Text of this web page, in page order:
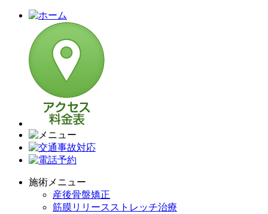
施術メニュー
産後骨盤矯正
筋膜リリースストレッチ治療